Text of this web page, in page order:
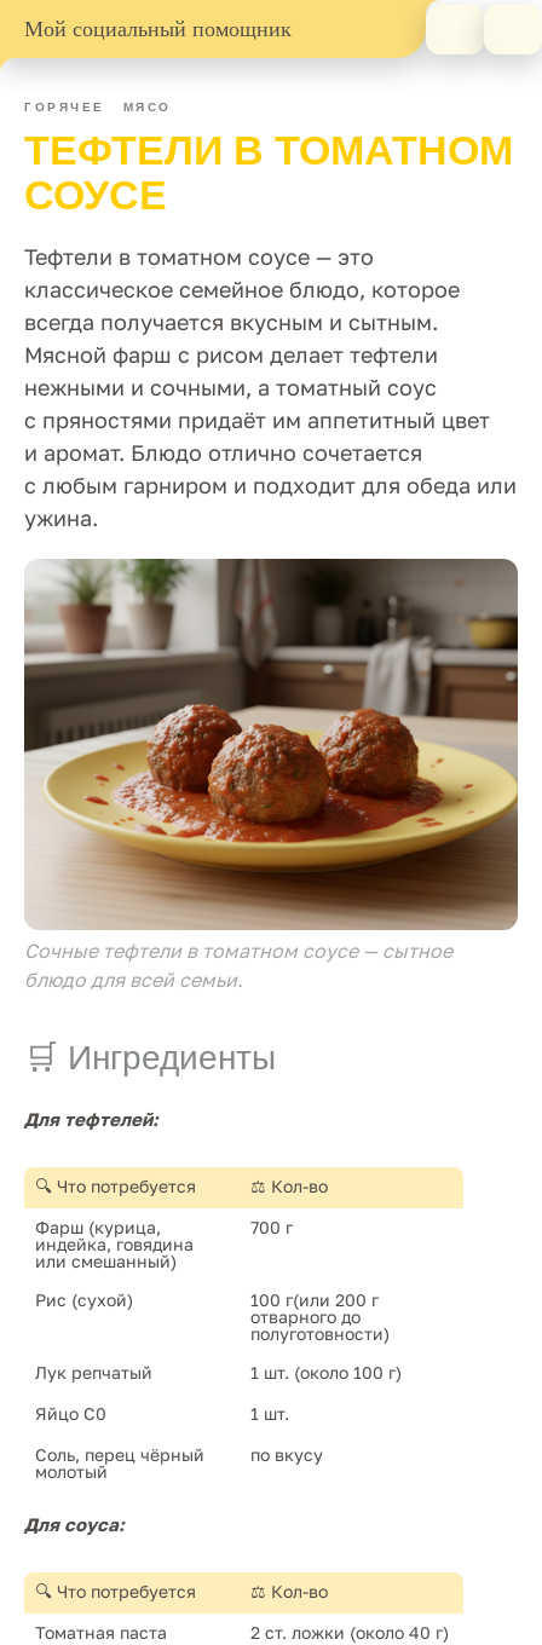
Мой социальный помощник
ГОРЯЧЕЕ МЯСО
ТЕФТЕЛИ В ТОМАТНОМ
СОУСЕ
Тефтели в томатном соусе — это
классическое семейное блюдо, которое
всегда получается вкусным и сытным.
Мясной фарш с рисом делает тефтели
нежными и сочными, а томатный соус
с пряностями придаёт им аппетитный цвет
и аромат. Блюдо отлично сочетается
с любым гарниром и подходит для обеда или
ужина.
Сочные тефтели в томатном соусе — сытное
блюдо для всей семьи.
🛒 Ингредиенты
Для тефтелей:
🔍 Что потребуется
⚖️ Кол-во
Фарш (курица,
индейка, говядина
или смешанный)
700 г
Рис (сухой)
100 г(или 200 г
отварного до
полуготовности)
Лук репчатый
1 шт. (около 100 г)
Яйцо С0
1 шт.
Соль, перец чёрный
молотый
по вкусу
Для соуса:
🔍 Что потребуется
⚖️ Кол-во
Томатная паста
2 ст. ложки (около 40 г)